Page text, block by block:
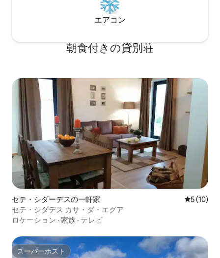
エアコン
朝食付きの貸別荘
セテ・シダーデスの一軒家 レビュー
5 (10)
セテ・シダデス カサ・ダ・エグア
ロケーション · 家族 · テレビ
スーパーホスト
スーパーホスト